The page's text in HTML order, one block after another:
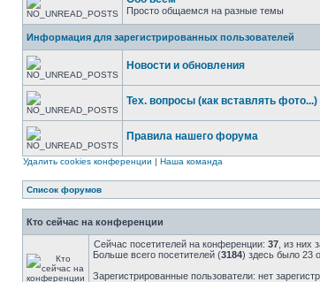
Просто общаемся на разные темы
Информация для зарегистрированных пользователей
Новости и обновления
Тех. вопросы (как вставлять фото...)
Правила нашего форума
Удалить cookies конференции | Наша команда
Список форумов
Кто сейчас на конференции
Сейчас посетителей на конференции: 37 , из них
Больше всего посетителей (3184) здесь было 23
Зарегистрированные пользователи: нет